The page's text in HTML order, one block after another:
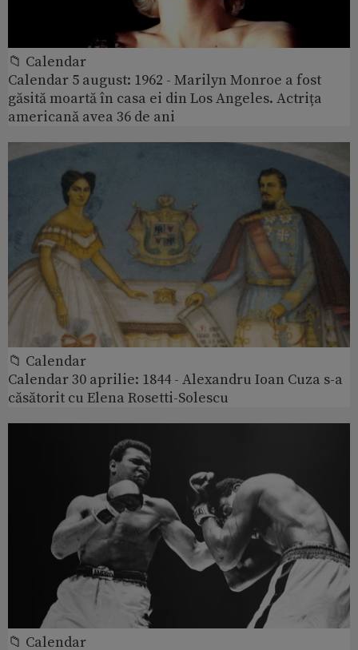
📁 Calendar
Calendar 5 august: 1962 - Marilyn Monroe a fost
găsită moartă în casa ei din Los Angeles. Actrița
americană avea 36 de ani
📁 Calendar
Calendar 30 aprilie: 1844 - Alexandru Ioan Cuza s-a
căsătorit cu Elena Rosetti-Solescu
📁 Calendar